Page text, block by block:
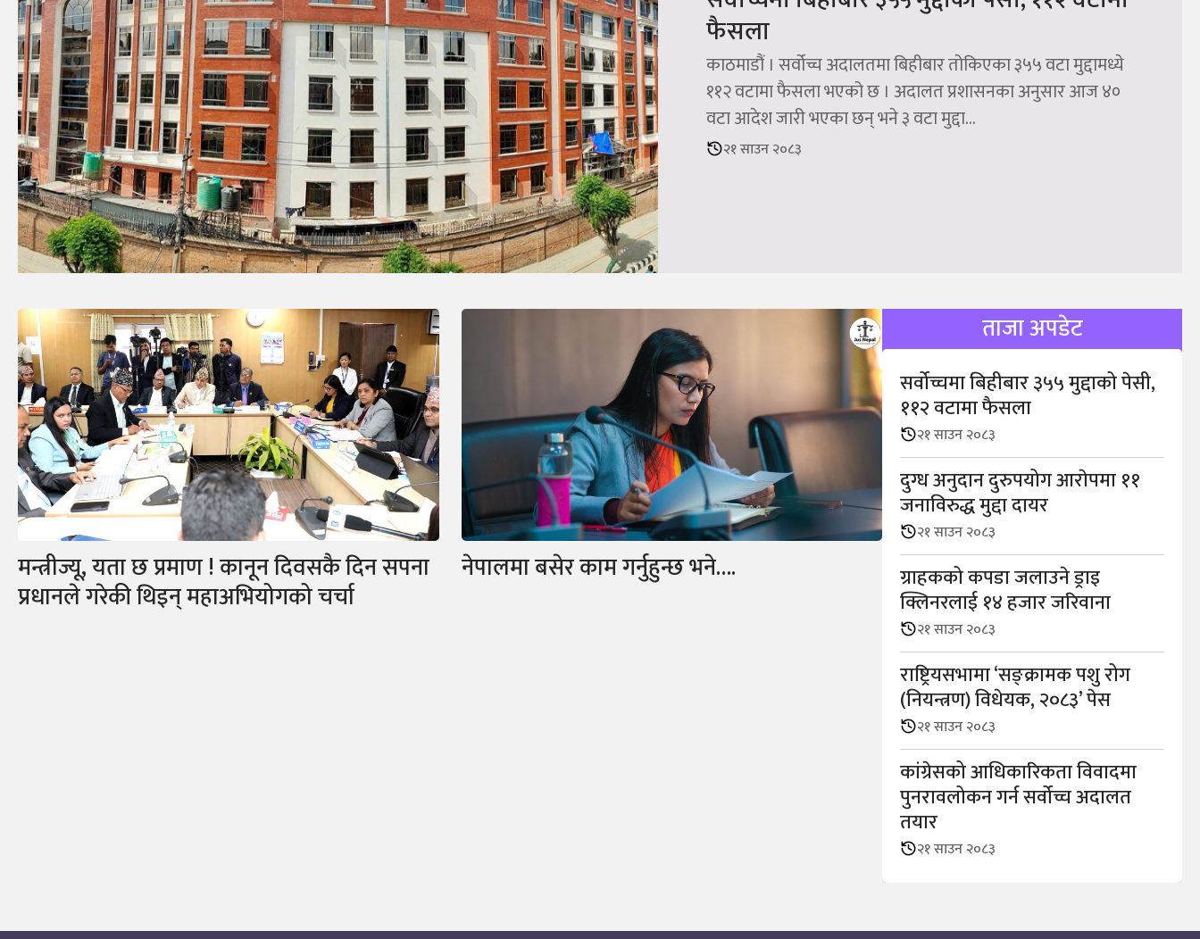
फैसला
काठमाडौं । सर्वोच्च अदालतमा बिहीबार तोकिएका ३५५ वटा मुद्दामध्ये
११२ वटामा फैसला भएको छ । अदालत प्रशासनका अनुसार आज ४०
वटा आदेश जारी भएका छन् भने ३ वटा मुद्दा...
२१ साउन २०८३
मन्त्रीज्यू, यता छ प्रमाण ! कानून दिवसकै दिन सपना
प्रधानले गरेकी थिइन् महाअभियोगको चर्चा
नेपालमा बसेर काम गर्नुहुन्छ भने….
ताजा अपडेट
सर्वोच्चमा बिहीबार ३५५ मुद्दाको पेसी,
११२ वटामा फैसला
२१ साउन २०८३
दुग्ध अनुदान दुरुपयोग आराेपमा ११
जनाविरुद्ध मुद्दा दायर
२१ साउन २०८३
ग्राहकको कपडा जलाउने ड्राइ
क्लिनरलाई १४ हजार जरिवाना
२१ साउन २०८३
राष्ट्रियसभामा ‘सङ्क्रामक पशु रोग
(नियन्त्रण) विधेयक, २०८३’ पेस
२१ साउन २०८३
कांग्रेसको आधिकारिकता विवादमा
पुनरावलोकन गर्न सर्वोच्च अदालत
तयार
२१ साउन २०८३